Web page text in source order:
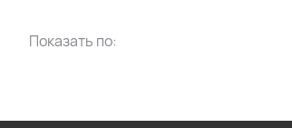
Показать по: